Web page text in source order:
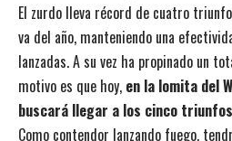
El zurdo lleva récord de cuatro
va del año, manteniendo una
lanzadas. A su vez ha propinado un
motivo es que hoy, en la lomita del
buscará llegar a los cinco
Como contendor lanzando fuego,